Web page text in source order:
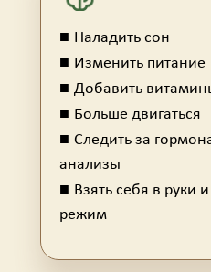
■ Наладить сон
■ Изменить питание
■ Добавить
■ Больше двигаться
■ Следить за
анализы
■ Взять себя в руки
режим